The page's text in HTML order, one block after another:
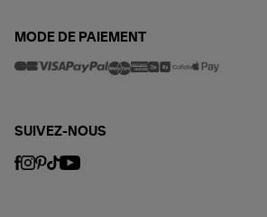
MODE DE PAIEMENT
SUIVEZ-NOUS